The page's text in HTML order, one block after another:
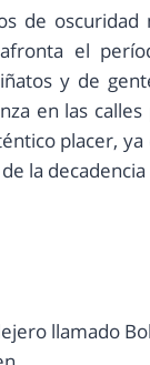
de
el
y de
en las
placer,
la
llamado